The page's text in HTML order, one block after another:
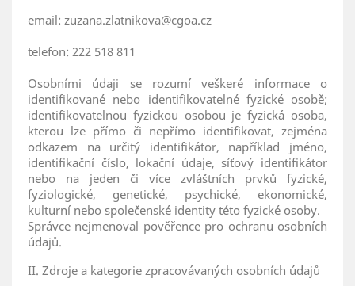
email: zuzana.zlatnikova@cgoa.cz
telefon: 222 518 811
Osobními údaji se rozumí veškeré informace o
identifikované nebo identifikovatelné fyzické osobě;
identifikovatelnou fyzickou osobou je fyzická osoba,
kterou lze přímo či nepřímo identifikovat, zejména
odkazem na určitý identifikátor, například jméno,
identifikační číslo, lokační údaje, síťový identifikátor
nebo na jeden či více zvláštních prvků fyzické,
fyziologické, genetické, psychické, ekonomické,
kulturní nebo společenské identity této fyzické osoby.
Správce nejmenoval pověřence pro ochranu osobních
údajů.
II. Zdroje a kategorie zpracovávaných osobních údajů